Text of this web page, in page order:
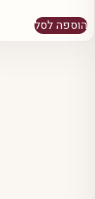
הוספה לסל